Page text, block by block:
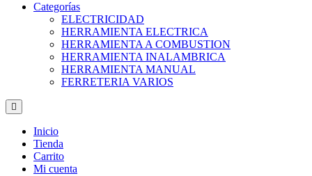
Categorías
ELECTRICIDAD
HERRAMIENTA ELECTRICA
HERRAMIENTA A COMBUSTION
HERRAMIENTA INALAMBRICA
HERRAMIENTA MANUAL
FERRETERIA VARIOS
Inicio
Tienda
Carrito
Mi cuenta